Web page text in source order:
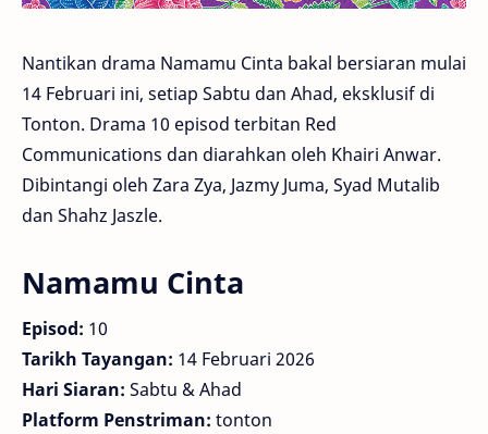
Nantikan drama Namamu Cinta bakal bersiaran mulai
14 Februari ini, setiap Sabtu dan Ahad, eksklusif di
Tonton. Drama 10 episod terbitan Red
Communications dan diarahkan oleh Khairi Anwar.
Dibintangi oleh Zara Zya, Jazmy Juma, Syad Mutalib
dan Shahz Jaszle.
Namamu Cinta
Episod: 10
Tarikh Tayangan: 14 Februari 2026
Hari Siaran: Sabtu & Ahad
Platform Penstriman: tonton